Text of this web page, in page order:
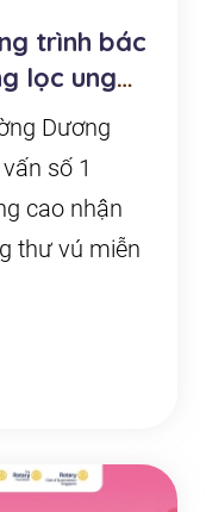
trình bác
lọc ung
Dương
số 1
cao nhận
thư vú miễn